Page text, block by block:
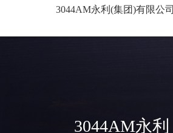
3044AM永利(集团)有限公司
3044AM永利